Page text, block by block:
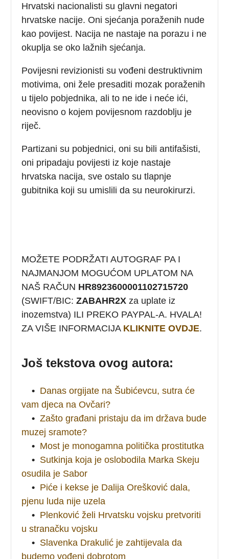
Hrvatski nacionalisti su glavni negatori
hrvatske nacije. Oni sjećanja poraženih nude
kao povijest. Nacija ne nastaje na porazu i ne
okuplja se oko lažnih sjećanja.
Povijesni revizionisti su vođeni destruktivnim
motivima, oni žele presaditi mozak poraženih
u tijelo pobjednika, ali to ne ide i neće ići,
neovisno o kojem povijesnom razdoblju je
riječ.
Partizani su pobjednici, oni su bili antifašisti,
oni pripadaju povijesti iz koje nastaje
hrvatska nacija, sve ostalo su tlapnje
gubitnika koji su umislili da su neurokirurzi.
MOŽETE PODRŽATI AUTOGRAF PA I
NAJMANJOM MOGUĆOM UPLATOM NA
NAŠ RAČUN HR8923600001102715720
(SWIFT/BIC: ZABAHR2X za uplate iz
inozemstva) ILI PREKO PAYPAL-A. HVALA!
ZA VIŠE INFORMACIJA KLIKNITE OVDJE.
Još tekstova ovog autora:
• Danas orgijate na Šubićevcu, sutra će
vam djeca na Ovčari?
• Zašto građani pristaju da im država bude
muzej sramote?
• Most je monogamna politička prostitutka
• Sutkinja koja je oslobodila Marka Skeju
osudila je Sabor
• Piće i kekse je Dalija Orešković dala,
pjenu luda nije uzela
• Plenković želi Hrvatsku vojsku pretvoriti
u stranačku vojsku
• Slavenka Drakulić je zahtijevala da
budemo vođeni dobrotom